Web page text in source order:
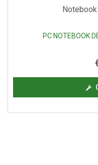
PC NOTEBOOK